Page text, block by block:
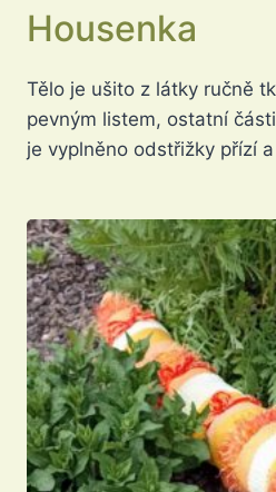
Housenka
Tělo je ušito z látky ručně
pevným listem, ostatní
je vyplněno odstřižky přízí